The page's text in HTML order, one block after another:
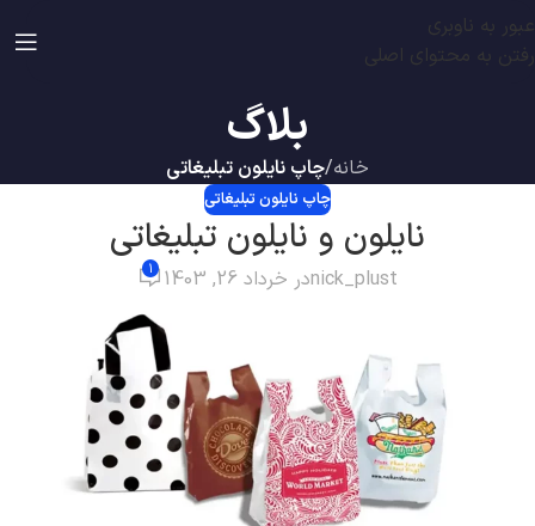
عبور به ناوبری
رفتن به محتوای اصلی
بلاگ
خانه/چاپ نایلون تبلیغاتی
چاپ نایلون تبلیغاتی
نایلون و نایلون تبلیغاتی
nick_plustدر خرداد 26, 1403 1